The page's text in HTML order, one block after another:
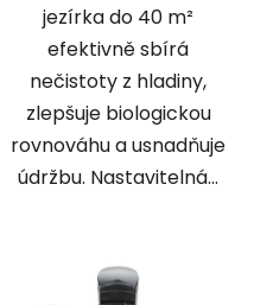
jezírka do 40 m²
efektivně sbírá
nečistoty z hladiny,
zlepšuje biologickou
rovnováhu a usnadňuje
údržbu. Nastavitelná...